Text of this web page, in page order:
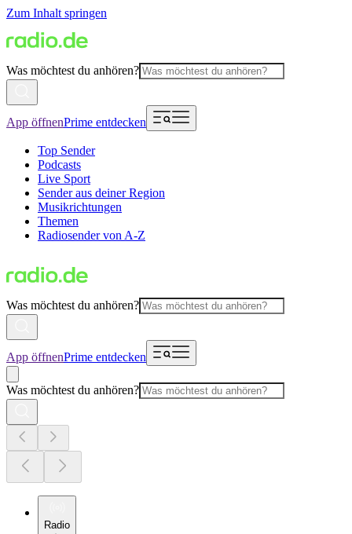
Zum Inhalt springen
Was möchtest du anhören?
App öffnenPrime entdecken
Top Sender
Podcasts
Live Sport
Sender aus deiner Region
Musikrichtungen
Themen
Radiosender von A-Z
Was möchtest du anhören?
App öffnenPrime entdecken
Was möchtest du anhören?
Radio